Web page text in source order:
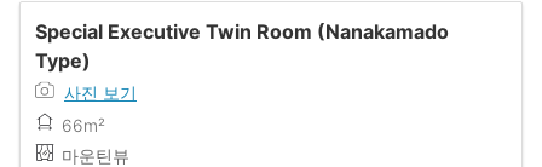
Special Executive Twin Room (Nanakamado
Type)
사진 보기
66m²
마운틴뷰